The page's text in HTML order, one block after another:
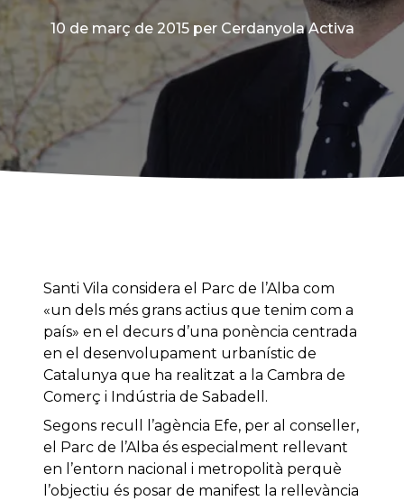
10 de març de 2015 per Cerdanyola Activa
Santi Vila considera el Parc de l’Alba com
«un dels més grans actius que tenim com a
país» en el decurs d’una ponència centrada
en el desenvolupament urbanístic de
Catalunya que ha realitzat a la Cambra de
Comerç i Indústria de Sabadell.
Segons recull l’agència Efe, per al conseller,
el Parc de l’Alba és especialment rellevant
en l’entorn nacional i metropolità perquè
l’objectiu és posar de manifest la rellevància